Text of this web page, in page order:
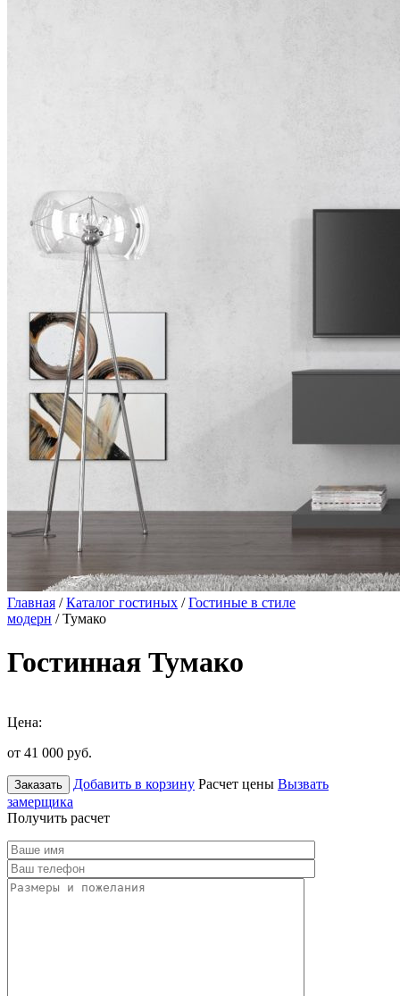
Главная /Каталог гостиных /Гостиные в стиле
модерн / Тумако
Гостинная Тумако
Цена:
от 41 000 руб.
Заказать Добавить в корзину Расчет цены Вызвать
замерщика
Получить расчет